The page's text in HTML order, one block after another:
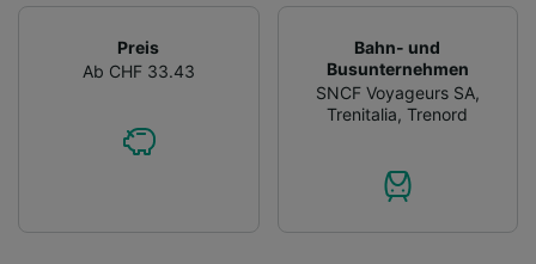
Preis
Ab CHF 33.43
Bahn- und
Busunternehmen
SNCF Voyageurs SA,
Trenitalia,Trenord